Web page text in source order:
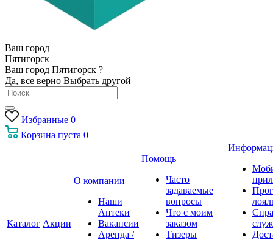
Ваш город
Пятигорск
Ваш город Пятигорск ?
Да, все верно Выбрать другой
Избранные 0
Корзина пуста 0
Каталог Акции
О компании
Наши
Аптеки
Вакансии
Аренда /
Помощь
Часто
задаваемые
вопросы
Что с моим
заказом
Тизеры